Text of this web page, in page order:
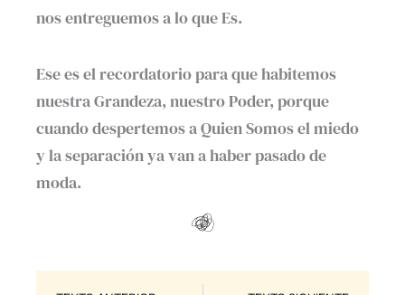
nos entreguemos a lo que Es.
Ese es el recordatorio para que habitemos
nuestra Grandeza, nuestro Poder, porque
cuando despertemos a Quien Somos el miedo
y la separación ya van a haber pasado de
moda.